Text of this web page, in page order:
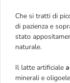
Che si tratti di
di pazienza e
stato
naturale.
Il latte artificiale
minerali e